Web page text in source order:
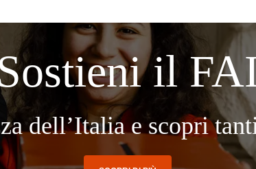
il
dell’Italia e scopri